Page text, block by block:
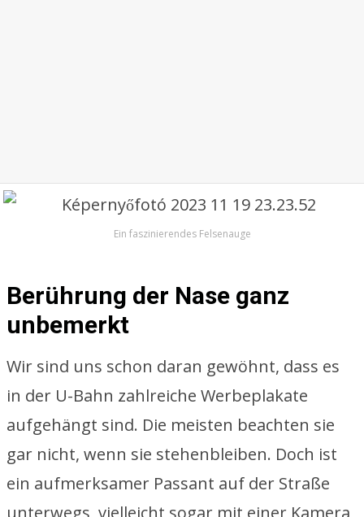
Ein faszinierendes Felsenauge
Berührung der Nase ganz
unbemerkt
Wir sind uns schon daran gewöhnt, dass es
in der U-Bahn zahlreiche Werbeplakate
aufgehängt sind. Die meisten beachten sie
gar nicht, wenn sie stehenbleiben. Doch ist
ein aufmerksamer Passant auf der Straße
unterwegs, vielleicht sogar mit einer Kamera